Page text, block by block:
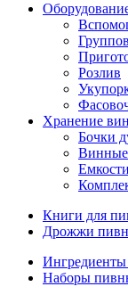
Розлив
Хранение
Бочки
Книги для
Дрожжи
Ингредиенты
Наборы